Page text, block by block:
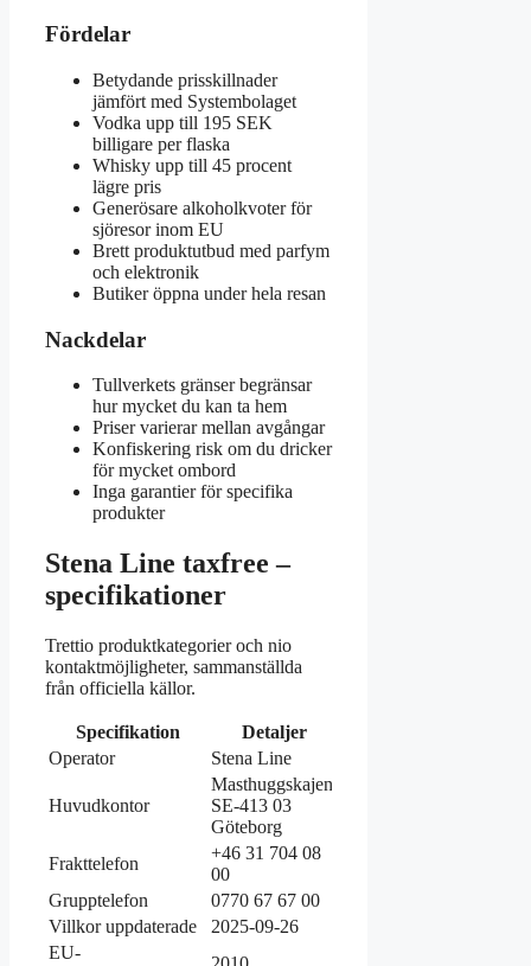
Fördelar
Betydande prisskillnader
jämfört med Systembolaget
Vodka upp till 195 SEK
billigare per flaska
Whisky upp till 45 procent
lägre pris
Generösare alkoholkvoter för
sjöresor inom EU
Brett produktutbud med parfym
och elektronik
Butiker öppna under hela resan
Nackdelar
Tullverkets gränser begränsar
hur mycket du kan ta hem
Priser varierar mellan avgångar
Konfiskering risk om du dricker
för mycket ombord
Inga garantier för specifika
produkter
Stena Line taxfree –
specifikationer
Trettio produktkategorier och nio
kontaktmöjligheter, sammanställda
från officiella källor.
Specifikation
Detaljer
Operator
Stena Line
Huvudkontor
Masthuggskajen,
SE-413 03
Göteborg
Frakttelefon
+46 31 704 08
00
Grupptelefon
0770 67 67 00
Villkor uppdaterade
2025-09-26
EU-